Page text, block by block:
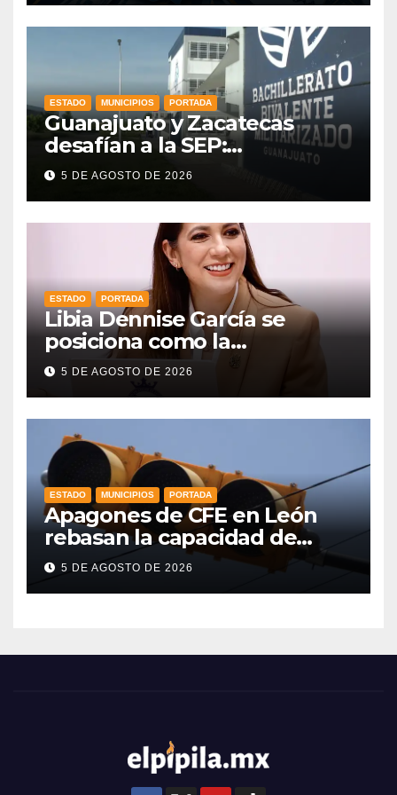
ESTADO MUNICIPIOS PORTADA
Guanajuato y Zacatecas
desafían a la SEP:
mantendrán en operación
sus prepas militarizadas
5 DE AGOSTO DE 2026
ESTADO PORTADA
Libia Dennise García se
posiciona como la
gobernadora mejor evaluada
del país, según CE Research
5 DE AGOSTO DE 2026
ESTADO MUNICIPIOS PORTADA
Apagones de CFE en León
rebasan la capacidad de
respaldo en red de
semáforos
5 DE AGOSTO DE 2026